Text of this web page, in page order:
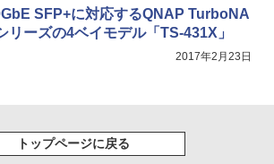
SFP+に対応するQNAP TurboNA
リーズの4ベイモデル「TS-431X」
2017年2月23日
トップページに戻る